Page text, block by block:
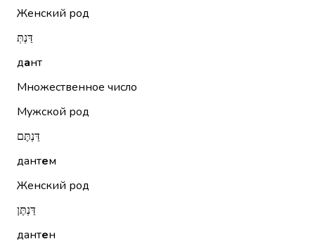
Женский род
דַּנְתְּ
дант
Множественное число
Мужской род
דַּנְתֶּם
дантем
Женский род
דַּנְתֶּן
дантен